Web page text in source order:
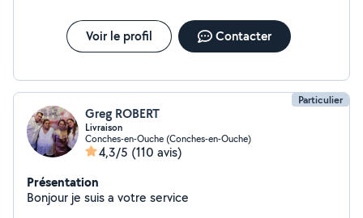
Voir le profil Contacter
Particulier
Greg ROBERT
Livraison
Conches-en-Ouche (Conches-en-Ouche)
4,3/5 (110 avis)
Présentation
Bonjour je suis a votre service